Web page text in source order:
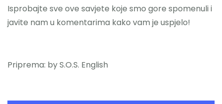
Isprobajte sve ove savjete koje smo gore spomenuli i
javite nam u komentarima kako vam je uspjelo!
Priprema: by S.O.S. English